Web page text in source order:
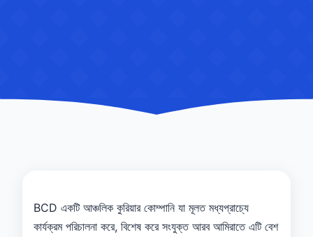
BCD একটি আঞ্চলিক কুরিয়ার কোম্পানি যা মূলত মধ্যপ্রাচ্যে
কার্যক্রম পরিচালনা করে, বিশেষ করে সংযুক্ত আরব আমিরাতে এটি বেশ